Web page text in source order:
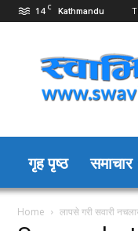
14 C Kathmandu
Swaviman
Nepal
गृह पृष्ठ समाचार
Home लापसे गरी सवारी